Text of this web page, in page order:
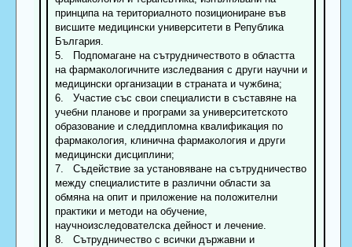
принципа на териториалното позициониране във
висшите медицински университети в Република
България.
5. Подпомагане на сътрудничеството в областта
на фармакологичните изследвания с други научни и
медицински организации в страната и чужбина;
6. Участие със свои специалисти в съставяне на
учебни планове и програми за университетското
образование и следдипломна квалификация по
фармакология, клинична фармакология и други
медицински дисциплини;
7. Съдействие за установяване на сътрудничество
между специалистите в различни области за
обмяна на опит и приложение на положителни
практики и методи на обучение,
научноизследователска дейност и лечение.
8. Сътрудничество с всички държавни и